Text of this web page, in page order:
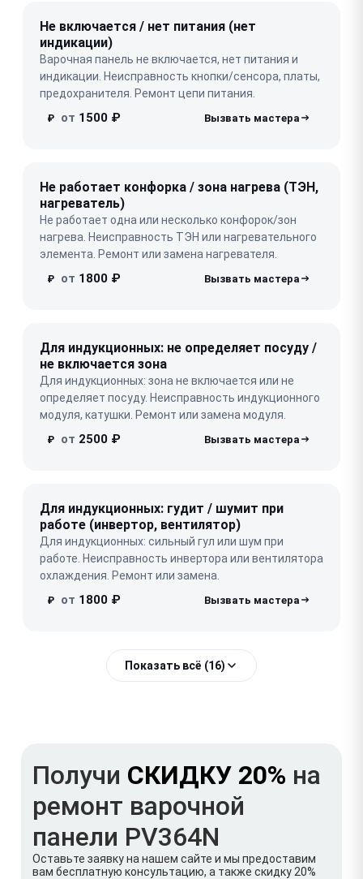
Не включается / нет питания (нет
индикации)
Варочная панель не включается, нет питания и
индикации. Неисправность кнопки/сенсора, платы,
предохранителя. Ремонт цепи питания.
₽ от 1500 ₽
Не работает конфорка / зона нагрева (ТЭН,
нагреватель)
Не работает одна или несколько конфорок/зон
нагрева. Неисправность ТЭН или нагревательного
элемента. Ремонт или замена нагревателя.
₽ от 1800 ₽
Для индукционных: не определяет посуду /
не включается зона
Для индукционных: зона не включается или не
определяет посуду. Неисправность индукционного
модуля, катушки. Ремонт или замена модуля.
₽ от 2500 ₽
Для индукционных: гудит / шумит при
работе (инвертор, вентилятор)
Для индукционных: сильный гул или шум при
работе. Неисправность инвертора или вентилятора
охлаждения. Ремонт или замена.
₽ от 1800 ₽
Показать всё (16)
Получи СКИДКУ 20% на
ремонт варочной
панели PV364N
Оставьте заявку на нашем сайте и мы предоставим
вам бесплатную консультацию, а также скидку 20%